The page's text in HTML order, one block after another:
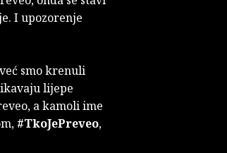
I upozorenje
smo krenuli
lijepe
a kamoli ime
#TkoJePreveo,